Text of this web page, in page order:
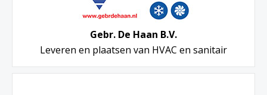
Gebr. De Haan B.V.
Leveren en plaatsen van HVAC en sanitair